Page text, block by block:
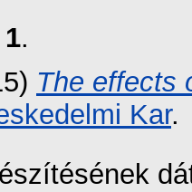
1.
The effects
Kar.